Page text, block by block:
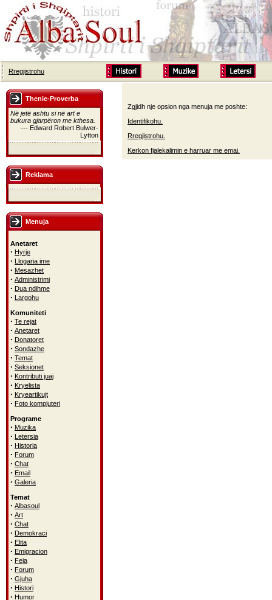
Rregjistrohu
Thenie-Proverba
Në jetë ashtu si në art e
bukura gjarpëron me kthesa.
--- Edward Robert Bulwer-
Lytton
Reklama
Menuja
Anetaret
· Hyrje
· Llogaria ime
· Mesazhet
· Administrimi
· Dua ndihme
· Largohu
Komuniteti
· Te rejat
· Anetaret
· Donatoret
· Sondazhe
· Temat
· Seksionet
· Kontributi juaj
· Kryelista
· Kryeartikujt
· Foto kompjuteri
Programe
· Muzika
· Letersia
· Historia
· Forum
· Chat
· Email
· Galeria
Temat
· Albasoul
· Art
· Chat
· Demokraci
· Elita
· Emigracion
· Feja
· Forum
· Gjuha
· Histori
· Humor
Zgjidh nje opsion nga menuja me poshte:
Identifikohu.
Rregjistrohu.
Kerkon fjalekalimin e harruar me emai.